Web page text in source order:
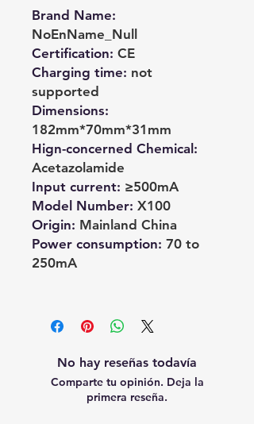
Brand Name:
NoEnName_Null
Certification: CE
Charging time: not
supported
Dimensions:
182mm*70mm*31mm
Hign-concerned Chemical :
Acetazolamide
Input current: ≥500mA
Model Number: X100
Origin: Mainland China
Power consumption: 70 to
250mA
No hay reseñas todavía
Comparte tu opinión. Deja la
primera reseña.